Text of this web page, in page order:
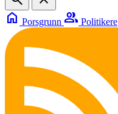
home Porsgrunn group Politikere